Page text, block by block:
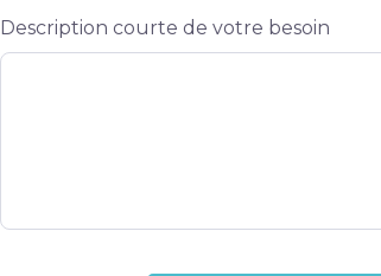
Description courte de votre besoin